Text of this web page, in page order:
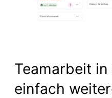
Teamarbeit
einfach